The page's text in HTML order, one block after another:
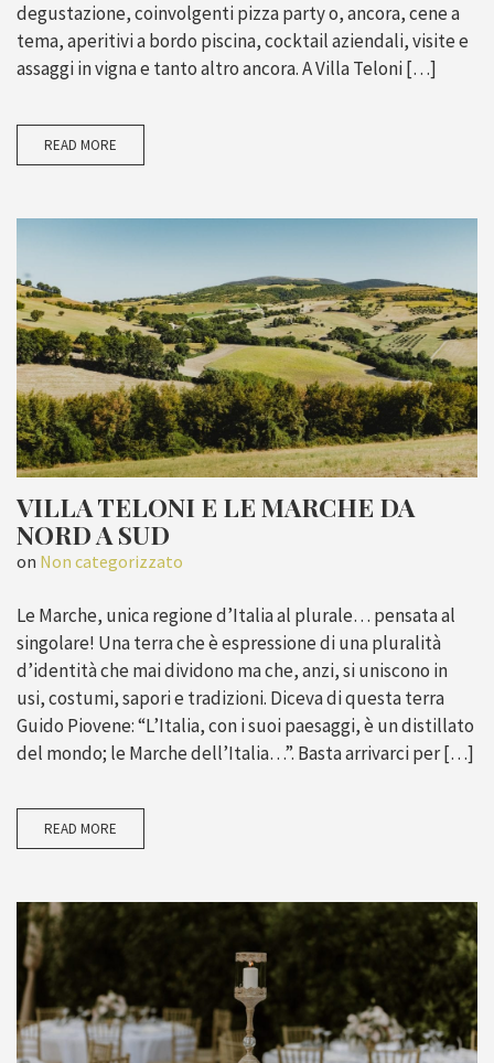
degustazione, coinvolgenti pizza party o, ancora, cene a
tema, aperitivi a bordo piscina, cocktail aziendali, visite e
assaggi in vigna e tanto altro ancora. A Villa Teloni […]
READ MORE
VILLA TELONI E LE MARCHE DA
NORD A SUD
on Non categorizzato
Le Marche, unica regione d’Italia al plurale… pensata al
singolare! Una terra che è espressione di una pluralità
d’identità che mai dividono ma che, anzi, si uniscono in
usi, costumi, sapori e tradizioni. Diceva di questa terra
Guido Piovene: “L’Italia, con i suoi paesaggi, è un distillato
del mondo; le Marche dell’Italia…”. Basta arrivarci per […]
READ MORE